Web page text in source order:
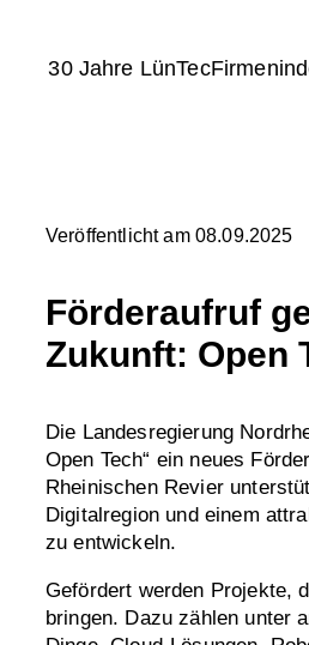
30 Jahre LünTec
Veröffentlicht am 08.09.2025
Förderaufruf
Zukunft: Open
Die Landesregierung
Open Tech“ ein neues
Rheinischen Revier
Digitalregion und einem
zu entwickeln.
Gefördert werden Projekte,
bringen. Dazu zählen unter